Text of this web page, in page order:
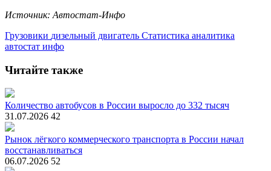
Источник: Автостат-Инфо
Грузовики дизельный двигатель Статистика аналитика
автостат инфо
Читайте также
Количество автобусов в России выросло до 332 тысяч
31.07.2026 42
Рынок лёгкого коммерческого транспорта в России начал
восстанавливаться
06.07.2026 52